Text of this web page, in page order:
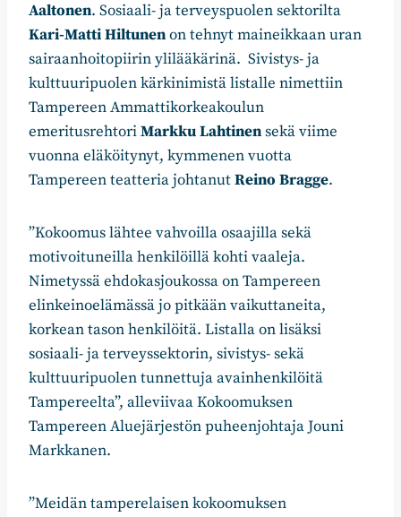
Aaltonen. Sosiaali- ja terveyspuolen sektorilta
Kari-Matti Hiltunenon tehnyt maineikkaan uran
sairaanhoitopiirin ylilääkärinä. Sivistys- ja
kulttuuripuolen kärkinimistä listalle nimettiin
Tampereen Ammattikorkeakoulun
emeritusrehtoriMarkku Lahtinensekä viime
vuonna eläköitynyt, kymmenen vuotta
Tampereen teatteria johtanutReino Bragge.
”Kokoomus lähtee vahvoilla osaajilla sekä
motivoituneilla henkilöillä kohti vaaleja.
Nimetyssä ehdokasjoukossa on Tampereen
elinkeinoelämässä jo pitkään vaikuttaneita,
korkean tason henkilöitä. Listalla on lisäksi
sosiaali- ja terveyssektorin, sivistys- sekä
kulttuuripuolen tunnettuja avainhenkilöitä
Tampereelta”, alleviivaa Kokoomuksen
Tampereen Aluejärjestön puheenjohtaja Jouni
Markkanen.
”Meidän tamperelaisen kokoomuksen